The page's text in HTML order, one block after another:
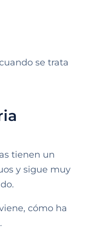
se trata
tienen un
y sigue muy
cómo ha